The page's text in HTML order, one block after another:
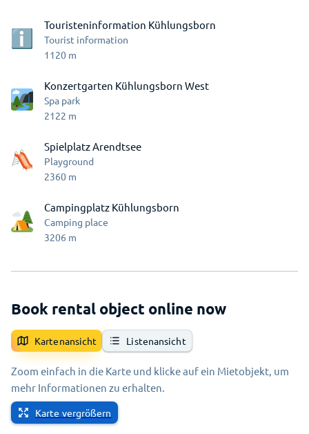
Touristeninformation Kühlungsborn
Tourist information
1120 m
Konzertgarten Kühlungsborn West
Spa park
2122 m
Spielplatz Arendtsee
Playground
2360 m
Campingplatz Kühlungsborn
Camping place
3206 m
Book rental object online now
Kartenansicht Listenansicht
Zoom einfach in die Karte und klicke auf ein Mietobjekt, um
mehr Informationen zu erhalten.
Karte vergrößern